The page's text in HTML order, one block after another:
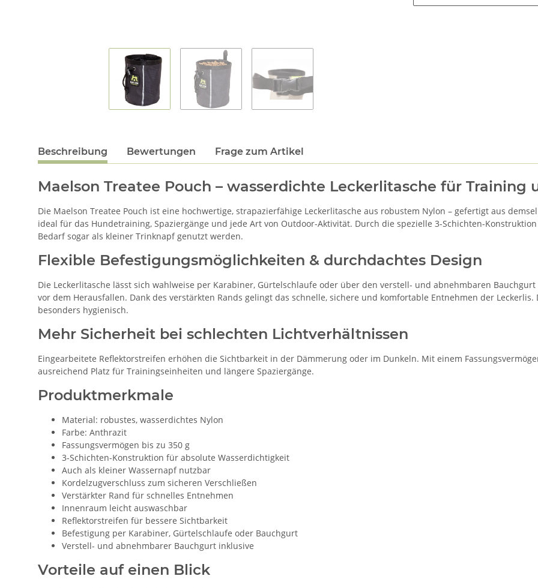
Beschreibung Bewertungen Frage zum Artikel
Maelson Treatee Pouch – wasserdichte Leckerlitasche für Training
Die Maelson Treatee Pouch ist eine hochwertige, strapazierfähige Leckerlitasche aus robustem Nylon – gefertigt aus
ideal für das Hundetraining, Spaziergänge und jede Art von Outdoor-Aktivität. Durch die spezielle 3-Schichten-
Bedarf sogar als kleiner Trinknapf genutzt werden.
Flexible Befestigungsmöglichkeiten & durchdachtes Design
Die Leckerlitasche lässt sich wahlweise per Karabiner, Gürtelschlaufe oder über den verstell- und abnehmbaren
vor dem Herausfallen. Dank des verstärkten Rands gelingt das schnelle, sichere und komfortable Entnehmen der
besonders hygienisch.
Mehr Sicherheit bei schlechten Lichtverhältnissen
Eingearbeitete Reflektorstreifen erhöhen die Sichtbarkeit in der Dämmerung oder im Dunkeln. Mit einem
ausreichend Platz für Trainingseinheiten und längere Spaziergänge.
Produktmerkmale
Material: robustes, wasserdichtes Nylon
Farbe: Anthrazit
Fassungsvermögen bis zu 350 g
3-Schichten-Konstruktion für absolute Wasserdichtigkeit
Auch als kleiner Wassernapf nutzbar
Kordelzugverschluss zum sicheren Verschließen
Verstärkter Rand für schnelles Entnehmen
Innenraum leicht auswaschbar
Reflektorstreifen für bessere Sichtbarkeit
Befestigung per Karabiner, Gürtelschlaufe oder Bauchgurt
Verstell- und abnehmbarer Bauchgurt inklusive
Vorteile auf einen Blick